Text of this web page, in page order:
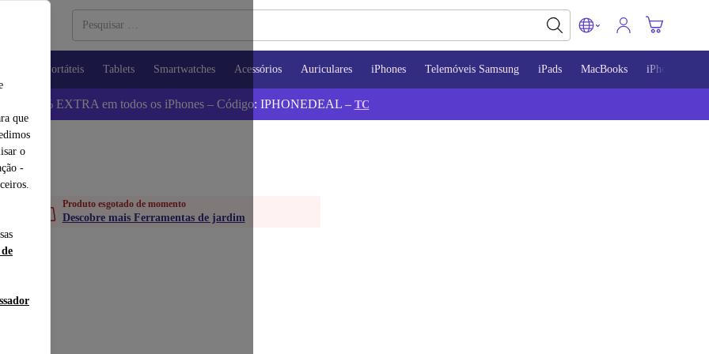
que
o
-
Portáteis Tablets Smartwatches Acessórios Auriculares iPhones Telemóveis Samsung iPads MacBooks iPhone 13
5% EXTRA em todos os iPhones – Código: IPHONEDEAL – TC
Produto esgotado de momento
Descobre mais Ferramentas de jardim